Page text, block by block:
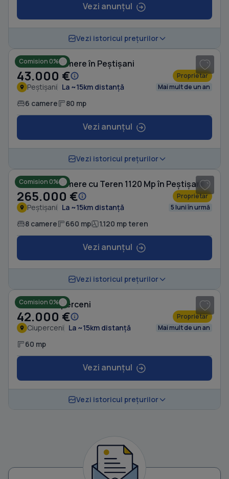
Vezi anunțul
Vezi istoricul prețurilor
Comision 0%
Casă cu 6 camere în Peștișani
43.000 € Proprietar
Peștișani La ~15km distanță Mai mult de un an
6 camere 80 mp
Vezi anunțul
Vezi istoricul prețurilor
Comision 0%
Casă cu 8 camere cu Teren 1120 Mp în Peștișani
265.000 € Proprietar
Peștișani La ~15km distanță 5 luni în urmă
8 camere 660 mp 1.120 mp teren
Vezi anunțul
Vezi istoricul prețurilor
Comision 0%
Casă în Ciuperceni
42.000 € Proprietar
Ciuperceni La ~15km distanță Mai mult de un an
60 mp
Vezi anunțul
Vezi istoricul prețurilor